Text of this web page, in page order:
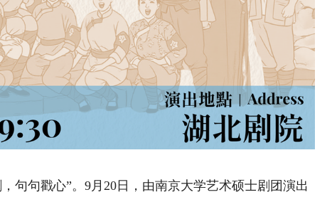
句戳心”。9月20日，由南京大学艺术硕士剧团演出